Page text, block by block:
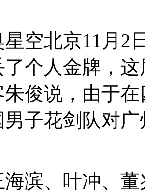
北京11月2日
个人金牌，
朱俊说，由于
男子花剑队对
、叶冲、董